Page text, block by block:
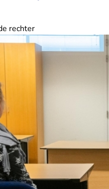
rechter